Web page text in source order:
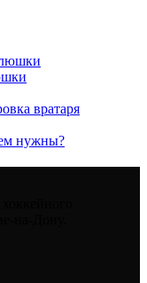
вратаря
нужны?